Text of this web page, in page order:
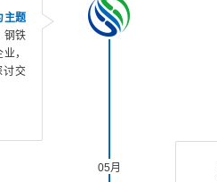
主题
钢铁
，
讨交
05月